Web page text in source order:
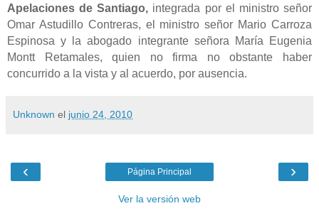
Apelaciones de Santiago, integrada por el ministro señor
Omar Astudillo Contreras, el ministro señor Mario Carroza
Espinosa y la abogado integrante señora María Eugenia
Montt Retamales, quien no firma no obstante haber
concurrido a la vista y al acuerdo, por ausencia.
Unknown el junio 24, 2010
‹ ›
Página Principal
Ver la versión web